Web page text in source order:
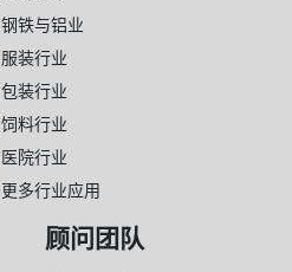
钢铁与铝业
服装行业
包装行业
饲料行业
医院行业
更多行业应用
顾问团队